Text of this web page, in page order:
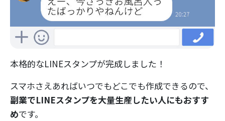
本格的なLINEスタンプが完成しました！
スマホさえあればいつでもどこでも作成できるので、
副業でLINEスタンプを大量生産したい人にもおすす
めです。